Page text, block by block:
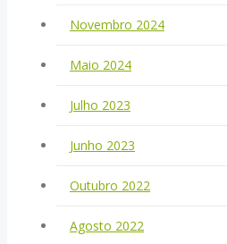
Novembro 2024
Maio 2024
Julho 2023
Junho 2023
Outubro 2022
Agosto 2022